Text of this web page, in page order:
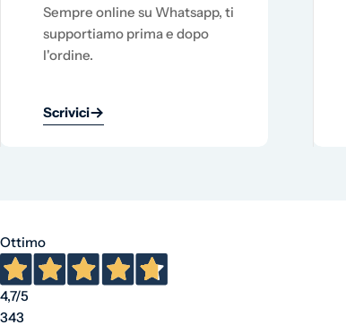
Sempre online su Whatsapp, ti
supportiamo prima e dopo
l'ordine.
Scrivici
Ottimo
4,7/5
343